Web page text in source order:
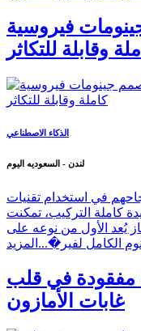
فيروسية
وقابلة للتكاثر
الذكاء الاصطناعي
لندن - السعوديه اليوم
في استخدام تقنيات
كاملة التركيب، تمكنت
يُعد الأول من نوعه على
الكامل لفير�... المزيد
مفقودة في قلب
غابات الأمازون